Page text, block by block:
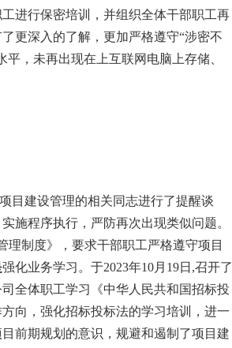
进行保密培训，并组织全体干部职工再
更深入的了解，更加严格遵守“涉密不
，未再出现在上互联网电脑上存储、
目建设管理的相关同志进行了提醒谈
施程序执行，严防再次出现类似问题。
理制度》，要求干部职工严格遵守项目
强化业务学习。于2023年10月19日,召开了
全体职工学习《中华人民共和国招标投
向，强化招标投标法的学习培训，进一
前期规划的意识，规避和遏制了项目建